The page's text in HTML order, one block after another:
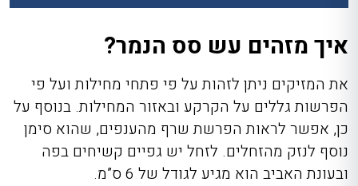
איך מזהים עש סס הנמר?
את המזיקים ניתן לזהות על פי פתחי מחילות ועל פי
הפרשות גללים על הקרקע ובאזור המחילות. בנוסף על
כן, אפשר לראות הפרשת שרף מהענפים, שהוא סימן
נוסף לנזק מהזחלים. לזחל יש גפיים קשיחים בפה
ובעונת האביב הוא מגיע לגודל של 6 ס”מ.